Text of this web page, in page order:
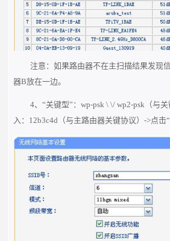
注意：如果路由器不在主扫描结果发现
器B放在一边。
4、“关键型”：wp-psk \ \/ wp2-psk（与
入：12b3c4d（与主路由器关键协议）->点击“